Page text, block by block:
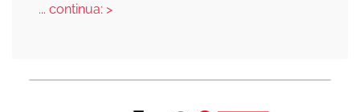
... continua: >